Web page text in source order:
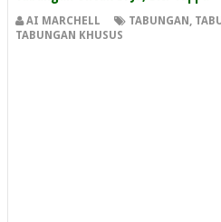
AI MARCHELL TABUNGAN
TABUNGAN KHUSUS